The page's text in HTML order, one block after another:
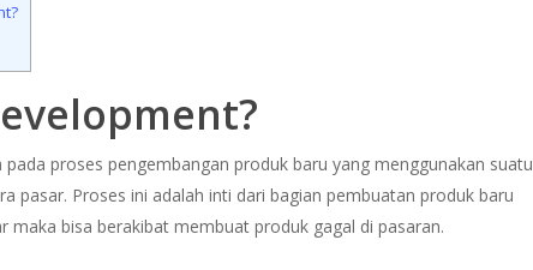
proses pengembangan produk baru yang menggunakan suatu
pasar. Proses ini adalah inti dari bagian pembuatan produk baru
maka bisa berakibat membuat produk gagal di pasaran.